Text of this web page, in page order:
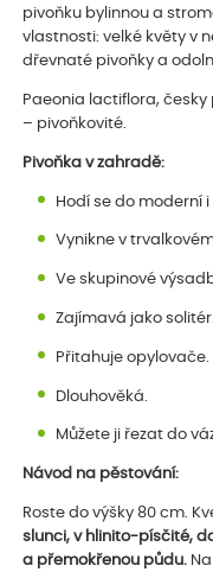
pivoňku bylinnou a
vlastnosti: velké květy v
dřevnaté pivoňky a
Paeonia lactiflora,
– pivoňkovité.
Pivoňka v zahradě:
Hodí se do moderní
Vynikne v
Ve skupinové
Zajímavá jako solitér.
Přitahuje opylovače.
Dlouhověká.
Můžete ji řezat do
Návod na pěstování:
Roste do výšky 80 cm.
slunci, v hlinito-písčité,
a přemokřenou půdu.